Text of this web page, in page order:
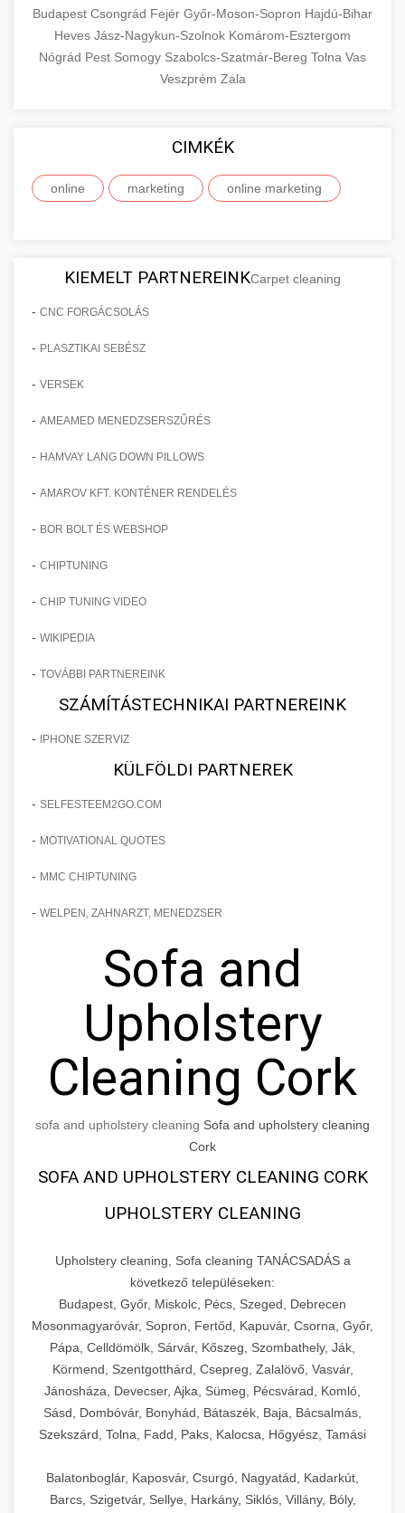
Budapest Csongrád Fejér Győr-Moson-Sopron Hajdú-Bihar
Heves Jász-Nagykun-Szolnok Komárom-Esztergom
Nógrád Pest Somogy Szabolcs-Szatmár-Bereg Tolna Vas
Veszprém Zala
CIMKÉK
online marketing online marketing
KIEMELT PARTNEREINKCarpet cleaning
- CNC FORGÁCSOLÁS
- PLASZTIKAI SEBÉSZ
- VERSEK
- AMEAMED MENEDZSERSZŰRÉS
- HAMVAY LANG DOWN PILLOWS
- AMAROV KFT. KONTÉNER RENDELÉS
- BOR BOLT ÉS WEBSHOP
- CHIPTUNING
- CHIP TUNING VIDEO
- WIKIPEDIA
- TOVÁBBI PARTNEREINK
SZÁMÍTÁSTECHNIKAI PARTNEREINK
- IPHONE SZERVIZ
KÜLFÖLDI PARTNEREK
- SELFESTEEM2GO.COM
- MOTIVATIONAL QUOTES
- MMC CHIPTUNING
- WELPEN, ZAHNARZT, MENEDZSER
Sofa and
Upholstery
Cleaning Cork
sofa and upholstery cleaning Sofa and upholstery cleaning
Cork
SOFA AND UPHOLSTERY CLEANING CORK
UPHOLSTERY CLEANING
Upholstery cleaning, Sofa cleaning TANÁCSADÁS a
következő településeken:
Budapest, Győr, Miskolc, Pécs, Szeged, Debrecen
Mosonmagyaróvár, Sopron, Fertőd, Kapuvár, Csorna, Győr,
Pápa, Celldömölk, Sárvár, Kőszeg, Szombathely, Ják,
Körmend, Szentgotthárd, Csepreg, Zalalövő, Vasvár,
Jánosháza, Devecser, Ajka, Sümeg, Pécsvárad, Komló,
Sásd, Dombóvár, Bonyhád, Bátaszék, Baja, Bácsalmás,
Szekszárd, Tolna, Fadd, Paks, Kalocsa, Hőgyész, Tamási
Balatonboglár, Kaposvár, Csurgó, Nagyatád, Kadarkút,
Barcs, Szigetvár, Sellye, Harkány, Siklós, Villány, Bóly,